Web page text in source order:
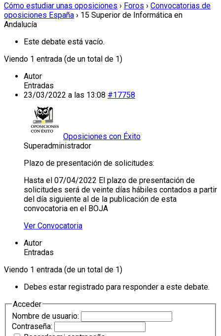
Cómo estudiar unas oposiciones › Foros › Convocatorias de
oposiciones España › 15 Superior de Informática en
Andalucía
Este debate está vacío.
Viendo 1 entrada (de un total de 1)
Autor
Entradas
23/03/2022 a las 13:08 #17758
Oposiciones con Éxito
Superadministrador
Plazo de presentación de solicitudes:
Hasta el 07/04/2022 El plazo de presentación de
solicitudes será de veinte días hábiles contados a partir
del día siguiente al de la publicación de esta
convocatoria en el BOJA
Ver Convocatoria
Autor
Entradas
Viendo 1 entrada (de un total de 1)
Debes estar registrado para responder a este debate.
Acceder
Nombre de usuario:
Contraseña: